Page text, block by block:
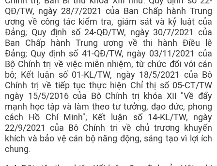
QĐ/TW, ngày 28/7/2021 của Ban Chấp hành Trung
ương về công tác kiểm tra, giám sát và kỷ luật của
Đảng; Quy định số 24-QĐ/TW, ngày 30/7/2021 của
Ban Chấp hành Trung ương về thi hành Điều lệ
Đảng; Quy định số 41-QĐ/TW, ngày 03/11/2021 của
Bộ Chính trị về việc miễn nhiệm, từ chức đối với cán
bộ; Kết luận số 01-KL/TW, ngày 18/5/2021 của Bộ
Chính trị về tiếp tục thực hiện Chỉ thị số 05-CT/TW
ngày 15/5/2016 của Bộ Chính trị khóa XII "Về đẩy
mạnh học tập và làm theo tư tưởng, đạo đức, phong
cách Hồ Chí Minh"; Kết luận số 14-KL/TW, ngày
22/9/2021 của Bộ Chính trị về chủ trương khuyến
khích và bảo vệ cán bộ năng động, sáng tạo vì lợi ích
chung.